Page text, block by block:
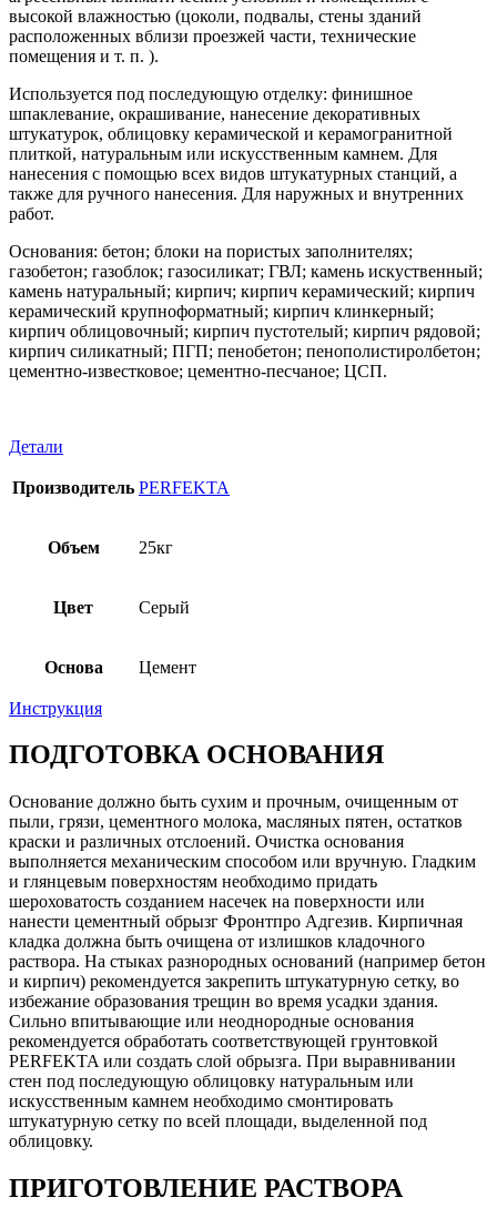
высокой влажностью (цоколи, подвалы, стены зданий
расположенных вблизи проезжей части, технические
помещения и т. п. ).
Используется под последующую отделку: финишное
шпаклевание, окрашивание, нанесение декоративных
штукатурок, облицовку керамической и керамогранитной
плиткой, натуральным или искусственным камнем. Для
нанесения с помощью всех видов штукатурных станций, а
также для ручного нанесения. Для наружных и внутренних
работ.
Основания: бетон; блоки на пористых заполнителях;
газобетон; газоблок; газосиликат; ГВЛ; камень искуственный;
камень натуральный; кирпич; кирпич керамический; кирпич
керамический крупноформатный; кирпич клинкерный;
кирпич облицовочный; кирпич пустотелый; кирпич рядовой;
кирпич силикатный; ПГП; пенобетон; пенополистиролбетон;
цементно-известковое; цементно-песчаное; ЦСП.
Детали
Производитель PERFEKTA
Объем 25кг
Цвет Серый
Основа Цемент
Инструкция
ПОДГОТОВКА ОСНОВАНИЯ
Основание должно быть сухим и прочным, очищенным от
пыли, грязи, цементного молока, масляных пятен, остатков
краски и различных отслоений. Очистка основания
выполняется механическим способом или вручную. Гладким
и глянцевым поверхностям необходимо придать
шероховатость созданием насечек на поверхности или
нанести цементный обрызг Фронтпро Адгезив. Кирпичная
кладка должна быть очищена от излишков кладочного
раствора. На стыках разнородных оснований (например бетон
и кирпич) рекомендуется закрепить штукатурную сетку, во
избежание образования трещин во время усадки здания.
Сильно впитывающие или неоднородные основания
рекомендуется обработать соответствующей грунтовкой
PERFEKTA или создать слой обрызга. При выравнивании
стен под последующую облицовку натуральным или
искусственным камнем необходимо смонтировать
штукатурную сетку по всей площади, выделенной под
облицовку.
ПРИГОТОВЛЕНИЕ РАСТВОРА